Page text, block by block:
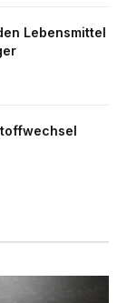
Lebensmittel